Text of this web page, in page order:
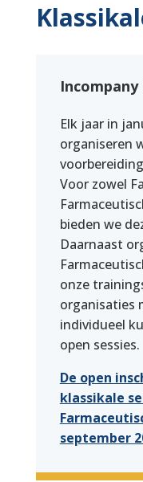
Elk jaar in
organiseren
Voor zowel
bieden we
Daarnaast
onze
organisaties
individueel
open sessies.
De open
klassikale
september